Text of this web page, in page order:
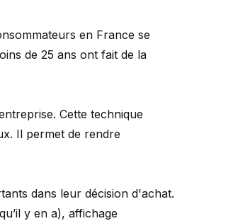
en France se
de 25 ans ont fait de la
Cette technique
Il permet de rendre
dans leur décision d'achat.
y en a), affichage